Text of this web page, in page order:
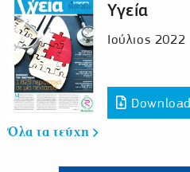
Υγεία
Ιούλιος 2022
Download
Όλα τα τεύχη